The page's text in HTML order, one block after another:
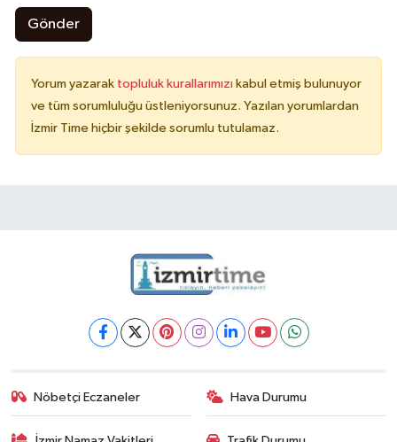
Gönder
Yorum yazarak topluluk kurallarımızı kabul etmiş bulunuyor
ve tüm sorumluluğu üstleniyorsunuz. Yazılan yorumlardan
İzmir Time hiçbir şekilde sorumlu tutulamaz.
Nöbetçi Eczaneler Hava Durumu